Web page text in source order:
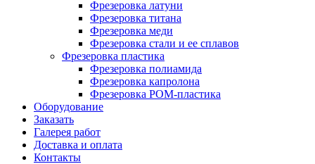
Фрезеровка латуни
Фрезеровка титана
Фрезеровка меди
Фрезеровка стали и ее сплавов
Фрезеровка пластика
Фрезеровка полиамида
Фрезеровка капролона
Фрезеровка РОМ-пластика
Оборудование
Заказать
Галерея работ
Доставка и оплата
Контакты